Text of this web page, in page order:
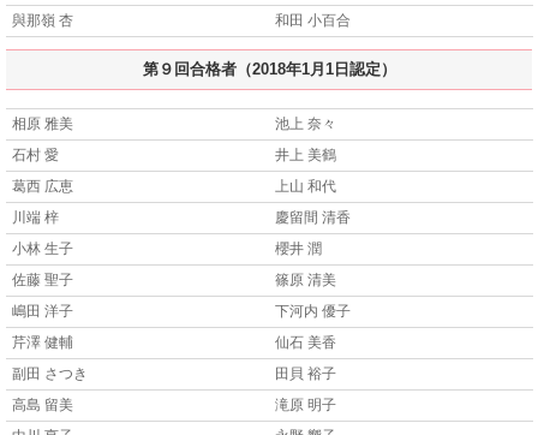
與那嶺 杏
和田 小百合
第９回合格者（2018年1月1日認定）
相原 雅美
池上 奈々
石村 愛
井上 美鶴
葛西 広恵
上山 和代
川端 梓
慶留間 清香
小林 生子
櫻井 潤
佐藤 聖子
篠原 清美
嶋田 洋子
下河内 優子
芹澤 健輔
仙石 美香
副田 さつき
田貝 裕子
高島 留美
滝原 明子